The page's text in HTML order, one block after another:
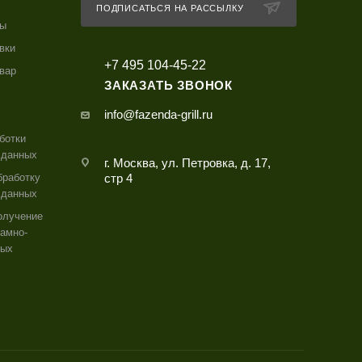
ПОДПИСАТЬСЯ НА РАССЫЛКУ
+7 495 104-45-22
ЗАКАЗАТЬ ЗВОНОК
info@fazenda-grill.ru
г. Москва, ул. Петровка, д. 17,
стр 4